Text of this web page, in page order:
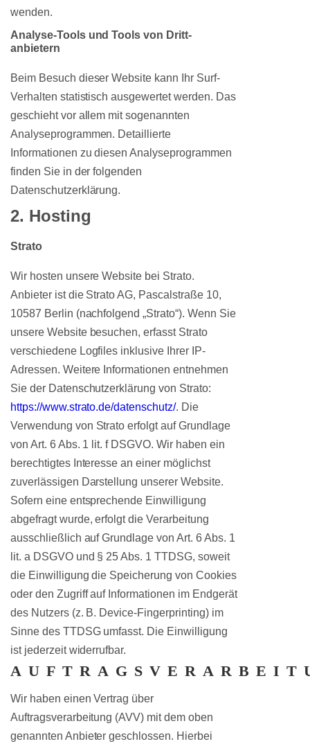
wenden.
Analyse-Tools und Tools von Dritt­
anbietern
Beim Besuch dieser Website kann Ihr Surf-
Verhalten statistisch ausgewertet werden. Das
geschieht vor allem mit sogenannten
Analyseprogrammen. Detaillierte
Informationen zu diesen Analyseprogrammen
finden Sie in der folgenden
Datenschutzerklärung.
2. Hosting
Strato
Wir hosten unsere Website bei Strato.
Anbieter ist die Strato AG, Pascalstraße 10,
10587 Berlin (nachfolgend „Strato“). Wenn Sie
unsere Website besuchen, erfasst Strato
verschiedene Logfiles inklusive Ihrer IP-
Adressen. Weitere Informationen entnehmen
Sie der Datenschutzerklärung von Strato:
https://www.strato.de/datenschutz/. Die
Verwendung von Strato erfolgt auf Grundlage
von Art. 6 Abs. 1 lit. f DSGVO. Wir haben ein
berechtigtes Interesse an einer möglichst
zuverlässigen Darstellung unserer Website.
Sofern eine entsprechende Einwilligung
abgefragt wurde, erfolgt die Verarbeitung
ausschließlich auf Grundlage von Art. 6 Abs. 1
lit. a DSGVO und § 25 Abs. 1 TTDSG, soweit
die Einwilligung die Speicherung von Cookies
oder den Zugriff auf Informationen im Endgerät
des Nutzers (z. B. Device-Fingerprinting) im
Sinne des TTDSG umfasst. Die Einwilligung
ist jederzeit widerrufbar.
Wir haben einen Vertrag über
Auftragsverarbeitung (AVV) mit dem oben
genannten Anbieter geschlossen. Hierbei